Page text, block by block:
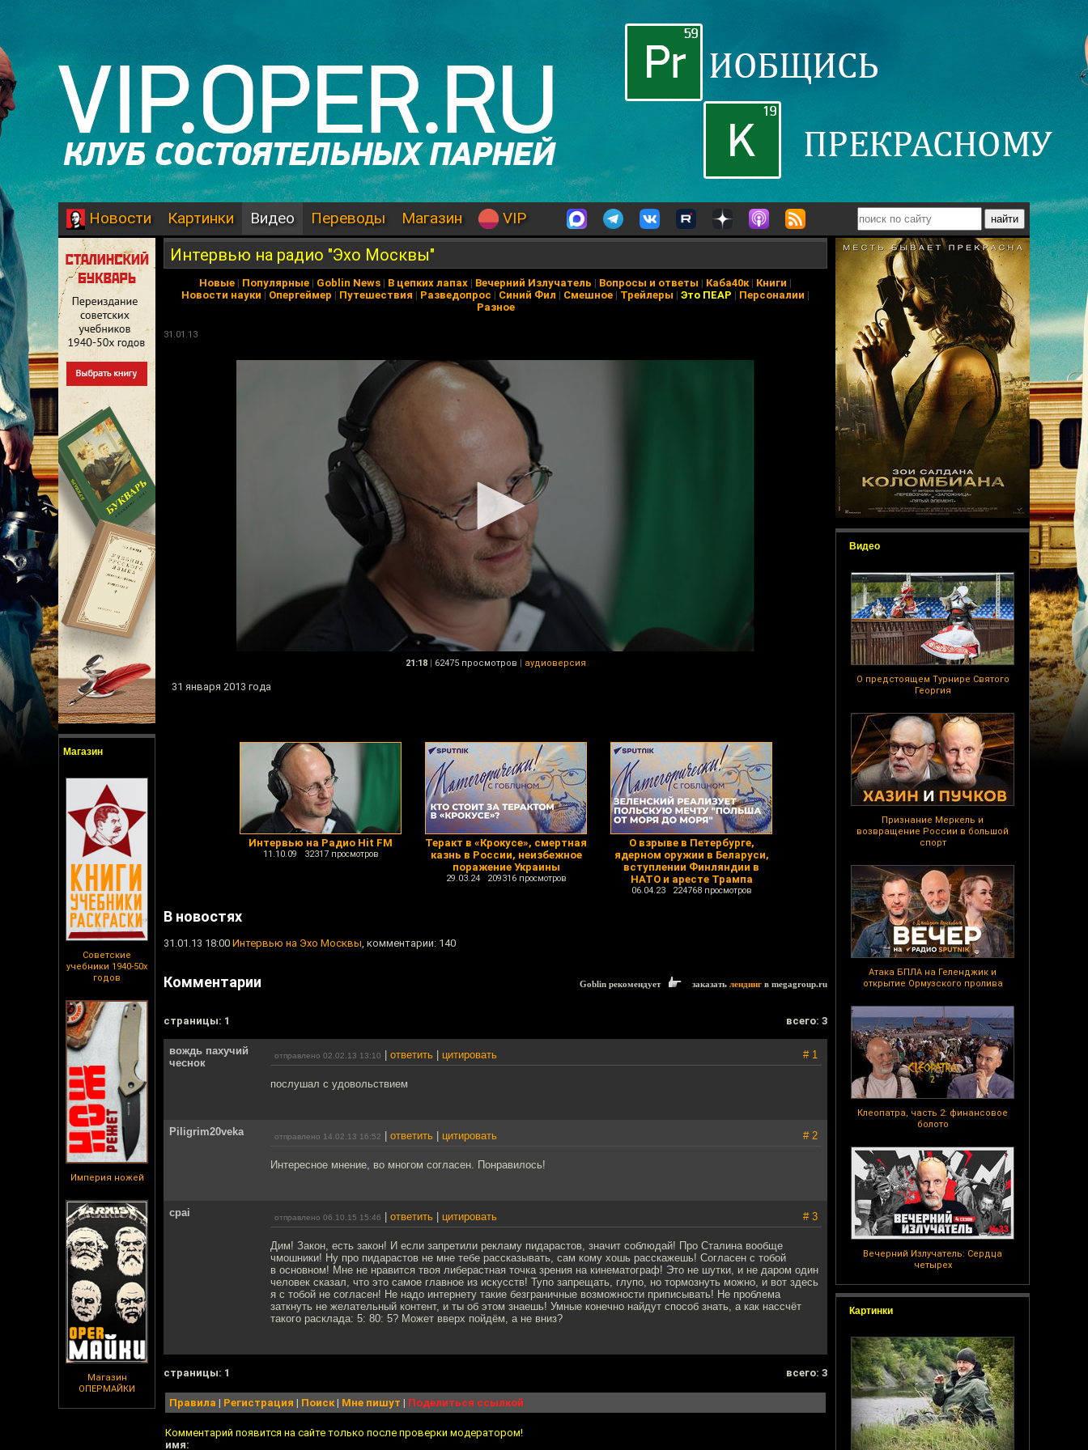
Новости Картинки Видео Переводы Магазин VIP
Магазин
Советские
учебники 1940-50х
годов
Империя ножей
Магазин
ОПЕРМАЙКИ
Видео
О предстоящем Турнире Святого
Георгия
Признание Меркель и
возвращение России в большой
спорт
Атака БПЛА на Геленджик и
открытие Ормузского пролива
Клеопатра, часть 2: финансовое
болото
Вечерний Излучатель: Сердца
четырех
Картинки
Интервью на радио "Эхо Москвы"
Новые | Популярные | Goblin News | В цепких лапах | Вечерний Излучатель | Вопросы и ответы | Каба40к| Книги |
Новости науки | Опергеймер | Путешествия | Разведопрос | Синий Фил | Смешное | Трейлеры | Это ПЕАР | Персоналии |
Разное
31.01.13
21:18 | 62475 просмотров | аудиоверсия
31 января 2013 года
Интервью на Радио Hit FM
11.10.09 32317 просмотров
Теракт в «Крокусе», смертная
казнь в России, неизбежное
поражение Украины
29.03.24 209316 просмотров
О взрыве в Петербурге,
ядерном оружии в Беларуси,
вступлении Финляндии в
НАТО и аресте Трампа
06.04.23 224768 просмотров
В новостях
31.01.13 18:00 Интервью на Эхо Москвы, комментарии: 140
Комментарии Goblin рекомендует заказать лендинг в megagroup.ru
cтраницы: 1 всего: 3
вождь пахучий
чеснок
отправлено 02.02.13 13:10 ответить цитировать # 1
послушал с удовольствием
Piligrim20veka отправлено 14.02.13 16:52 ответить цитировать # 2
Интересное мнение, во многом согласен. Понравилось!
cpai отправлено 06.10.15 15:46 ответить цитировать # 3
Дим! Закон, есть закон! И если запретили рекламу пидарастов, значит соблюдай! Про Сталина вообще
чмошники! Ну про пидарастов не мне тебе рассказывать, сам кому хошь расскажешь! Согласен с тобой
в основном! Мне не нравится твоя либерастная точка зрения на кинематограф! Это не шутки, и не даром один
человек сказал, что это самое главное из искусств! Тупо запрещать, глупо, но тормознуть можно, и вот здесь
я с тобой не согласен! Не надо интернету такие безграничные возможности приписывать! Не проблема
заткнуть не желательный контент, и ты об этом знаешь! Умные конечно найдут способ знать, а как нассчёт
такого расклада: 5: 80: 5? Может вверх пойдём, а не вниз?
cтраницы: 1 всего: 3
Правила | Регистрация | Поиск| Мне пишут | Поделиться ссылкой
Комментарий появится на сайте только после проверки модератором!
имя: